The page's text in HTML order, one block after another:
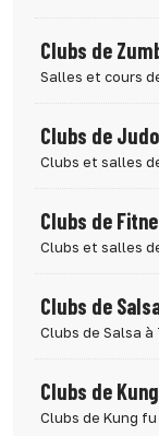
Clubs de
Salles et cours
Clubs de
Clubs et salles
Clubs de
Clubs et salles
Clubs de
Clubs de Salsa à
Clubs de
Clubs de Kung